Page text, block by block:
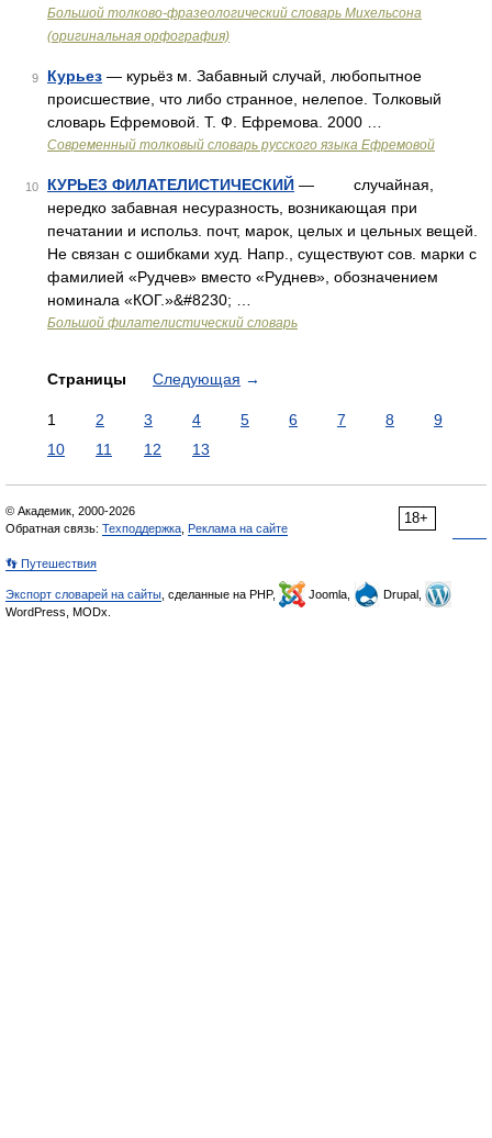
Большой толково-фразеологический словарь Михельсона
(оригинальная орфография)
9 Курьез — курьёз м. Забавный случай, любопытное
происшествие, что либо странное, нелепое. Толковый
словарь Ефремовой. Т. Ф. Ефремова. 2000 …
Современный толковый словарь русского языка Ефремовой
10 КУРЬЕЗ ФИЛАТЕЛИСТИЧЕСКИЙ — случайная,
нередко забавная несуразность, возникающая при
печатании и использ. почт, марок, целых и цельных вещей.
Не связан с ошибками худ. Напр., существуют сов. марки с
фамилией «Рудчев» вместо «Руднев», обозначением
номинала «КОГ.»&#8230; …
Большой филателистический словарь
Страницы Следующая →
1 2 3 4 5 6 7 8
9
10
11 12 13
18+
© Академик, 2000-2026
Обратная связь: Техподдержка Реклама на сайте
👣 Путешествия
Экспорт словарей на сайты , сделанные на PHP, Joomla,
Drupal,
WordPress, MODx.